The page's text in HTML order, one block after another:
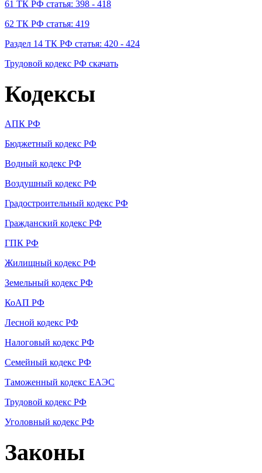
61 ТК РФ статья: 398 - 418
62 ТК РФ статья: 419
Раздел 14 ТК РФ статья: 420 - 424
Трудовой кодекс РФ скачать
Кодексы
АПК РФ
Бюджетный кодекс РФ
Водный кодекс РФ
Воздушный кодекс РФ
Градостроительный кодекс РФ
Гражданский кодекс РФ
ГПК РФ
Жилищный кодекс РФ
Земельный кодекс РФ
КоАП РФ
Лесной кодекс РФ
Налоговый кодекс РФ
Семейный кодекс РФ
Таможенный кодекс ЕАЭС
Трудовой кодекс РФ
Уголовный кодекс РФ
Законы